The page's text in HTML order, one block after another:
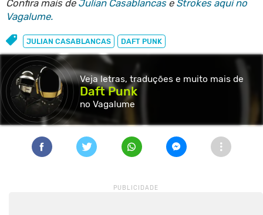
Confira mais de Julian Casablancase Strokes aqui no
Vagalume.
JULIAN CASABLANCAS DAFT PUNK
Veja letras, traduções e muito mais de
Daft Punk
no Vagalume